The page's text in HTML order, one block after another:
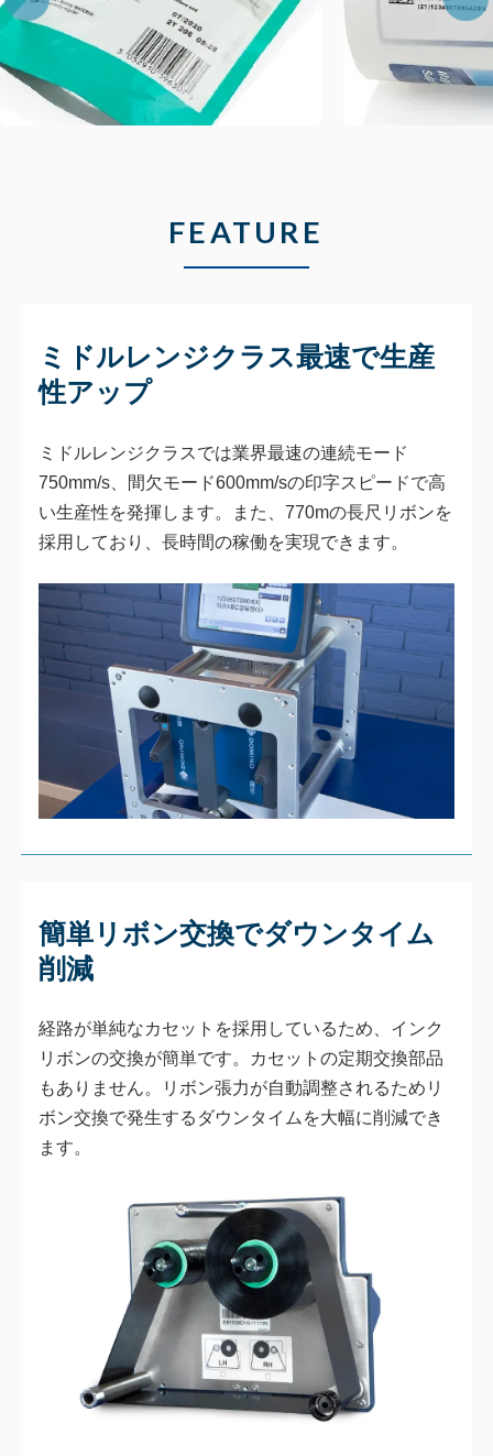
FEATURE
ミドルレンジクラス最速で生産
性アップ
ミドルレンジクラスでは業界最速の連続モード
750mm/s、間欠モード600mm/sの印字スピードで高
い生産性を発揮します。また、770mの長尺リボンを
採用しており、長時間の稼働を実現できます。
簡単リボン交換でダウンタイム
削減
経路が単純なカセットを採用しているため、インク
リボンの交換が簡単です。カセットの定期交換部品
もありません。リボン張力が自動調整されるためリ
ボン交換で発生するダウンタイムを大幅に削減でき
ます。